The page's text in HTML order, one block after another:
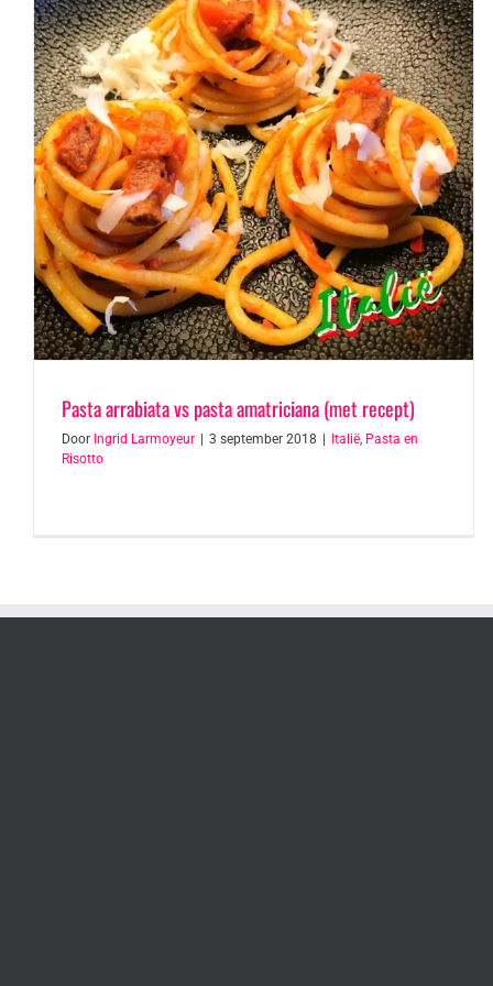
Pasta arrabiata vs pasta amatriciana (met recept)
Door Ingrid Larmoyeur 3 september 2018 Italië, Pasta en
Risotto